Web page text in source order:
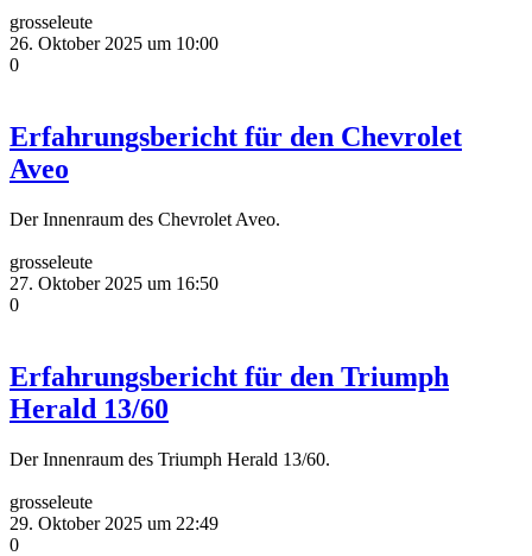
grosseleute
26. Oktober 2025 um 10:00
0
Erfahrungsbericht für den Chevrolet
Aveo
Der Innenraum des Chevrolet Aveo.
grosseleute
27. Oktober 2025 um 16:50
0
Erfahrungsbericht für den Triumph
Herald 13/60
Der Innenraum des Triumph Herald 13/60.
grosseleute
29. Oktober 2025 um 22:49
0